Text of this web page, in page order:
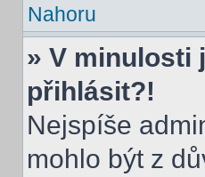
Nahoru
» V minulosti
přihlásit?!
Nejspíše
mohlo být z